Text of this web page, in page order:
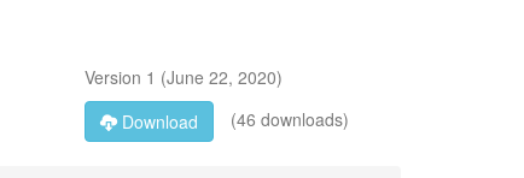
Version 1 (June 22, 2020)
Download
(46 downloads)